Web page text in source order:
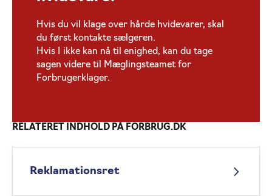
Hvis du vil klage over hårde hvidevarer, skal
du først kontakte sælgeren.
Hvis I ikke kan nå til enighed, kan du tage
sagen videre til Mæglingsteamet for
Forbrugerklager.
RELATERET INDHOLD PÅ FORBRUG.DK
Reklamationsret